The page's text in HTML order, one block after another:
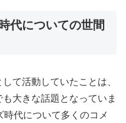
代についての世間
て活動していたことは、
大きな話題となっていま
代について多くのコメ